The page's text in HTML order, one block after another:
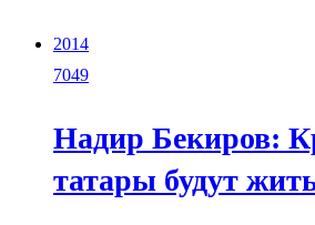
2014
7049
Надир Бекиров:
татары будут